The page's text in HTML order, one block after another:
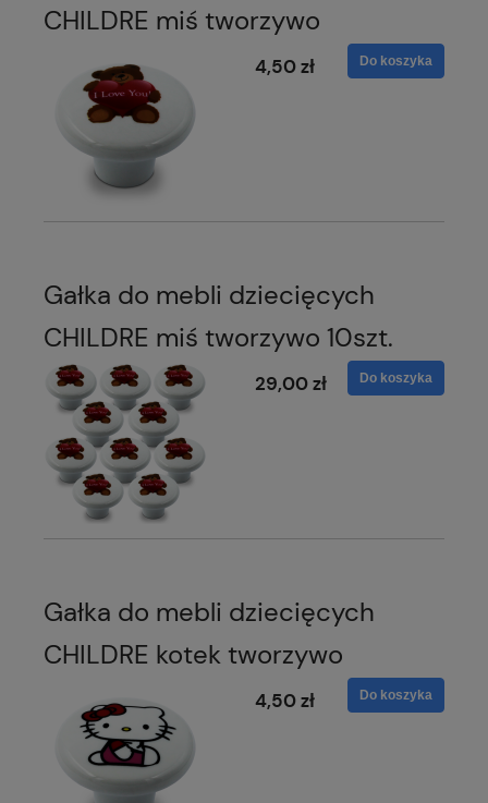
CHILDRE miś tworzywo
4,50 zł Do koszyka
Gałka do mebli dziecięcych
CHILDRE miś tworzywo 10szt.
29,00 zł Do koszyka
Gałka do mebli dziecięcych
CHILDRE kotek tworzywo
4,50 zł Do koszyka